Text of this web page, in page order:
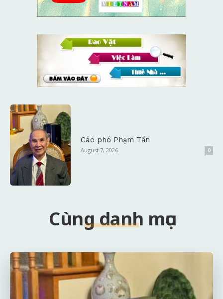
Cáo phó Phạm Tấn
August 7, 2026 0
Cùng danh mục